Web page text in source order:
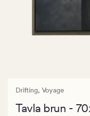
Drifting, Voyage
Tavla brun -